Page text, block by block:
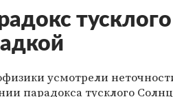
усмотрели
парадокса тусклого